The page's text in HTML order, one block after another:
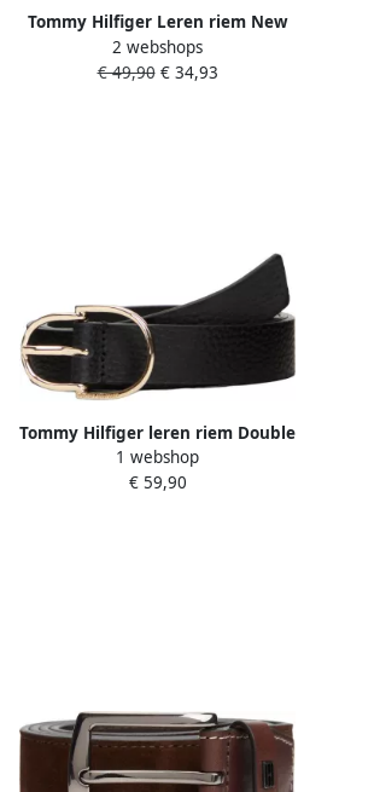
Tommy Hilfiger Leren riem New
Denton 4 cm NEW DENTON RIEM
met vlag-logo lus
2 webshops
€ 49,90€ 34,93
Tommy Hilfiger leren riem Double
Loop zwart
1 webshop
€ 59,90